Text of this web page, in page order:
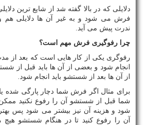
دلایلی که در بالا گفته شد از شایع ترین
فرش می شود و به غیر آن ها دلایلی هم
ندرت پیش می آید.
چرا رفوگیری فرش مهم است؟
رفوگری یکی از کار هایی است که بعد از
انجام شود و بعضی از آن ها باید قبل از
از آن ها بعد از شستشو باید انجام شود.
برای مثال اگر فرش شما دچار پارگی شده
شما قبل از شستشو آن را رفوع نکنید
شود و هزینه آن نیز بیشتر می شود پس
آن را رفوع کنید تا در هنگام شستشو